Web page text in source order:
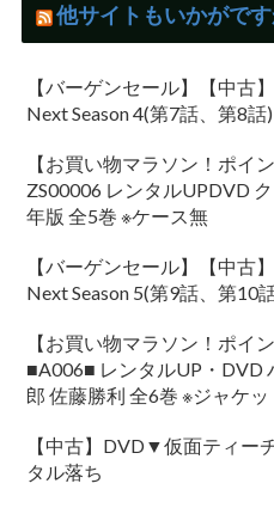
他サイトもいかがです
【バーゲンセール】【中古
Next Season 4(第7話、第8
【お買い物マラソン！ポイ
ZS00006 レンタルUPDVD
年版 全5巻 ※ケース無
【バーゲンセール】【中古
Next Season 5(第9話、第10
【お買い物マラソン！ポイ
■A006■ レンタルUP・DVD
郎 佐藤勝利 全6巻 ※ジャケ
【中古】DVD▼仮面ティー
タル落ち